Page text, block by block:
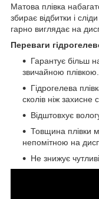
Матова плівка
збирає відбитки і
гарно виглядає на
Переваги
Гарантує більш
звичайною плівкою.
Гідрогелева
сколів ніж захисне
Відштовхує
Товщина плівки
непомітною на
Не знижує